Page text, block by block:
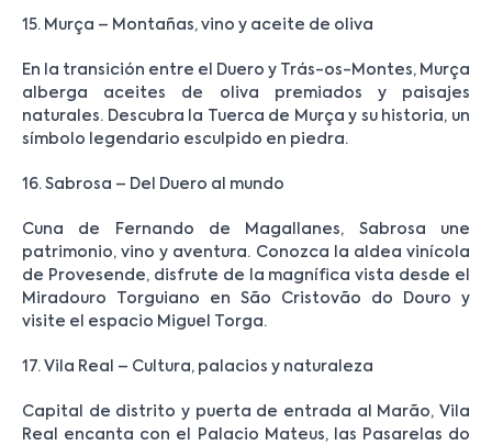
15. Murça – Montañas, vino y aceite de oliva
En la transición entre el Duero y Trás-os-Montes, Murça
alberga aceites de oliva premiados y paisajes
naturales. Descubra la Tuerca de Murça y su historia, un
símbolo legendario esculpido en piedra.
16. Sabrosa – Del Duero al mundo
Cuna de Fernando de Magallanes, Sabrosa une
patrimonio, vino y aventura. Conozca la aldea vinícola
de Provesende, disfrute de la magnífica vista desde el
Miradouro Torguiano en São Cristovão do Douro y
visite el espacio Miguel Torga.
17. Vila Real – Cultura, palacios y naturaleza
Capital de distrito y puerta de entrada al Marão, Vila
Real encanta con el Palacio Mateus, las Pasarelas do